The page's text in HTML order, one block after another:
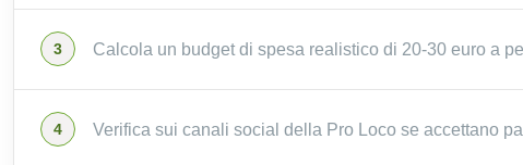
Calcola un budget di spesa realistico di 20-30 euro a
Verifica sui canali social della Pro Loco se accettano